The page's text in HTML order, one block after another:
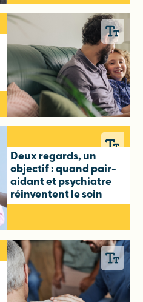
Deux regards, un
objectif : quand pair-
aidant et psychiatre
réinventent le soin